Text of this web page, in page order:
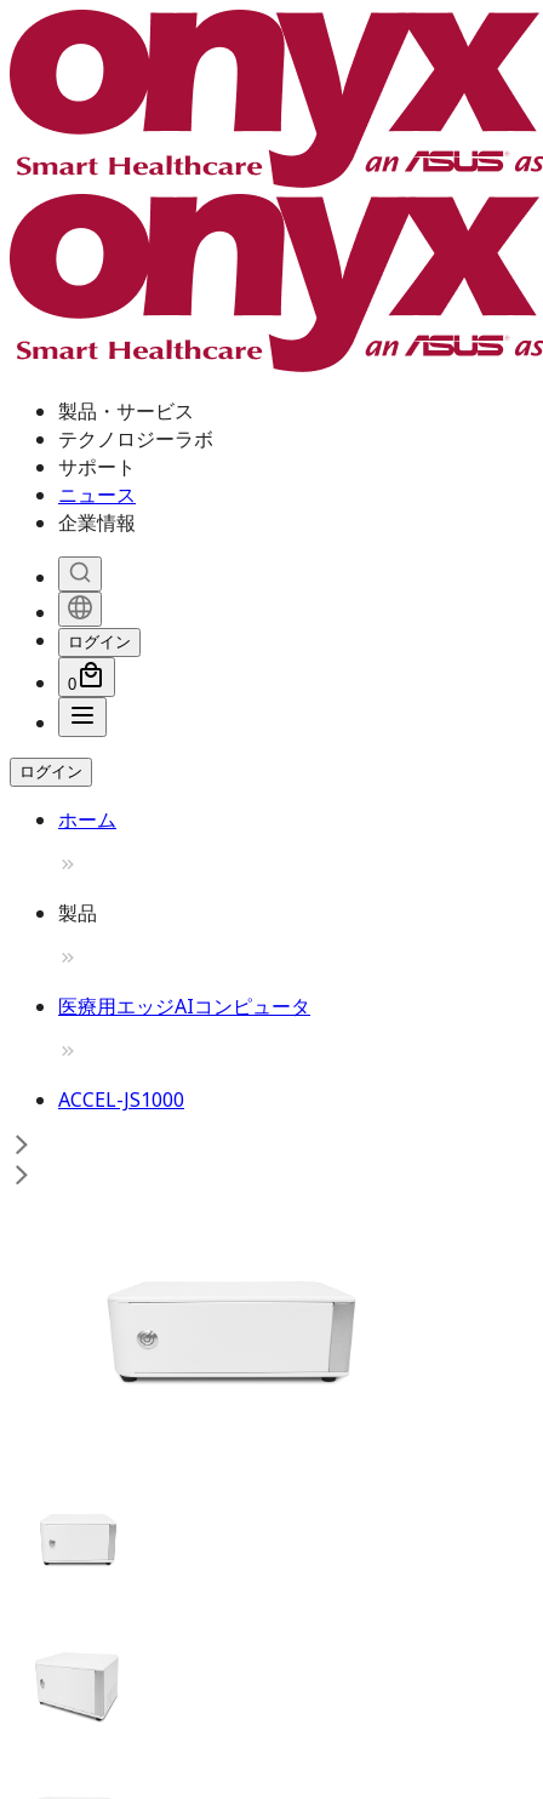
製品・サービス
テクノロジーラボ
サポート
ニュース
企業情報
ログイン
0
ログイン
ホーム
製品
医療用エッジAIコンピュータ
ACCEL-JS1000